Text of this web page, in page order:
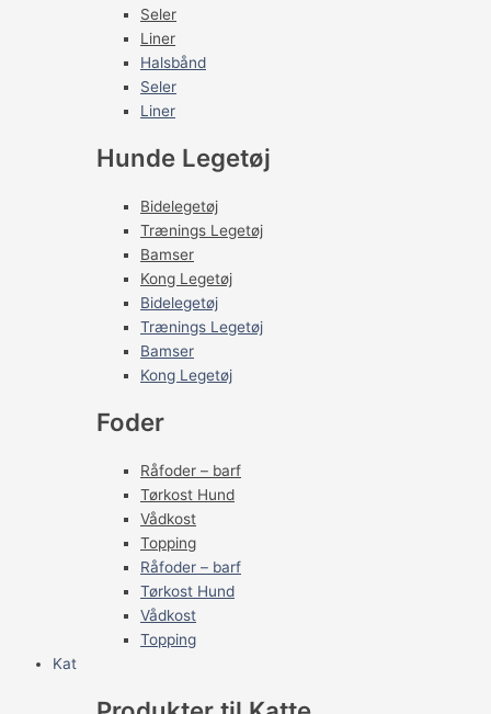
Seler
Liner
Halsbånd
Seler
Liner
Hunde Legetøj
Bidelegetøj
Trænings Legetøj
Bamser
Kong Legetøj
Bidelegetøj
Trænings Legetøj
Bamser
Kong Legetøj
Foder
Råfoder – barf
Tørkost Hund
Vådkost
Topping
Råfoder – barf
Tørkost Hund
Vådkost
Topping
Kat